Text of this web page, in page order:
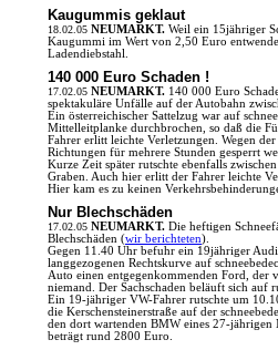
Kaugummis geklaut
18.02.05 NEUMARKT. Weil ein 15jähriger
Kaugummi im Wert von 2,50 Euro
Ladendiebstahl.
140 000 Euro Schaden !
17.02.05 NEUMARKT. 140 000 Euro
spektakuläre Unfälle auf der Autobahn
Ein österreichischer Sattelzug war auf
Mittelleitplanke durchbrochen, so daß die
Fahrer erlitt leichte Verletzungen. Wegen
Richtungen für mehrere Stunden gesperrt
Kurze Zeit später rutschte ebenfalls
Graben. Auch hier erlitt der Fahrer leichte
Hier kam es zu keinen
Nur Blechschäden
17.02.05 NEUMARKT. Die heftigen
Blechschäden (wir berichteten).
Gegen 11.40 Uhr befuhr ein 19jähriger
langgezogenen Rechtskurve auf
Auto einen entgegenkommenden Ford, der
niemand. Der Sachschaden beläuft sich auf
Ein 19-jähriger VW-Fahrer rutschte um
die Kerschensteinerstraße auf der
den dort wartenden BMW eines 27-jährigen
beträgt rund 2800 Euro.